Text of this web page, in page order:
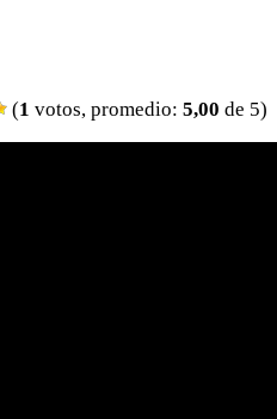
(1 votos, promedio: 5,00 de 5)